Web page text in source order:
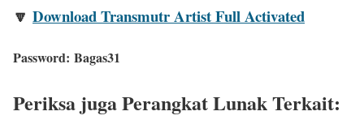
🔽 Download Transmutr Artist Full Activated
Password: Bagas31
Periksa juga Perangkat Lunak Terkait: